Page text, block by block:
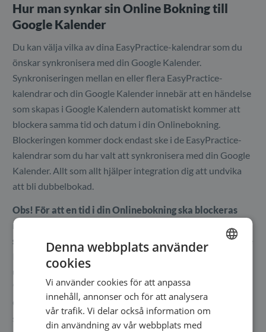
Hur man synkar sin Online Bokning till
Google Kalender
Du kan välja vilka av dina EasyPractice-kalendrar som du
önskar synkronisera med din Google Kalender.
Synkroniseringen mellan en eller flera EasyPractice-
kalendrar och din Google Kalender innebär att en händelse
som skapas i Google Kalendern automatiskt kommer att
blockera samma tid och datum i din Onlinebokning.
Blockeringen kommer dock endast ske i de EasyPractice-
kalendrar som du har valt att synkronisera med din Google
Kalender. Allt som allt hjälper integration dig att undvika
att bli dubbelbokad.
Obs! För att en tid i din Onlinebokning ska blockeras
måste alla dina Google Kalender-händelser markeras
som ”upptagen”.
När du skapar en ny händelse i din Google
Kalender kan du välja att markera händelsen som
upptagen. Det är också möjligt att markera en bokning som
”upptagen” i efterhand. Det gör du genom att gå till din
Google Kalender-sida. Sedan klickar du på den bokning
som du vill ändra och väljer ”Redigera” (blyertspennan):
SWEDISH
Denna webbplats använder
cookies
Vi använder cookies för att anpassa
innehåll, annonser och för att analysera
vår trafik. Vi delar också information om
din användning av vår webbplats med